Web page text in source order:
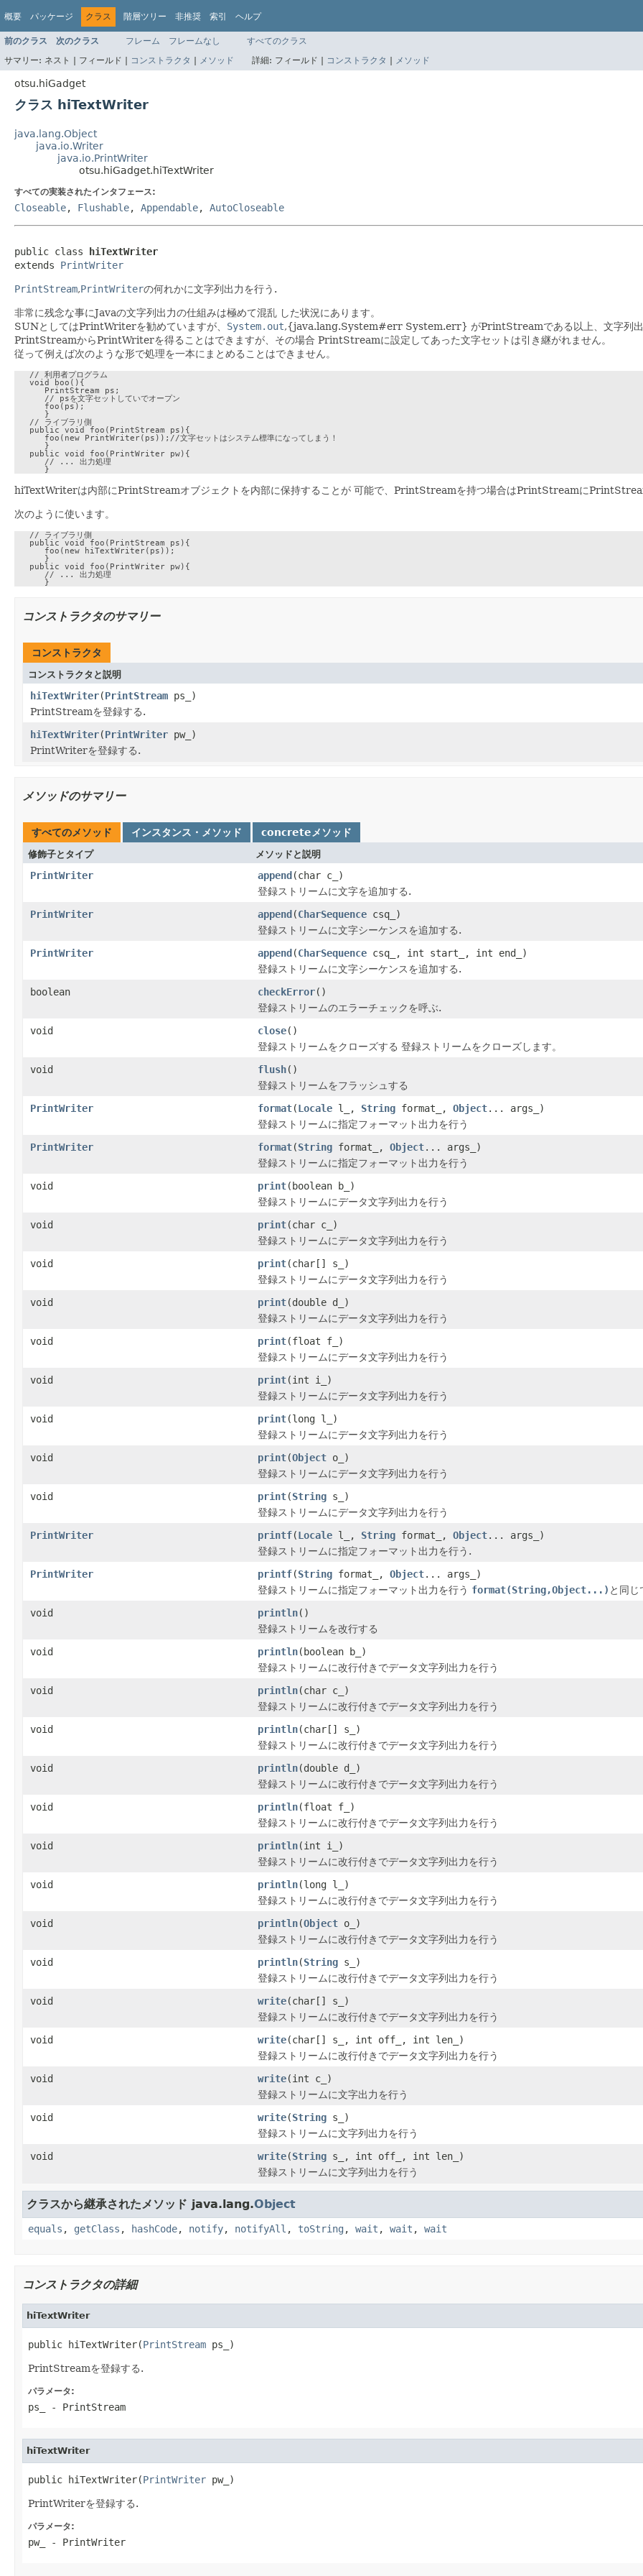
概要 パッケージ クラス 階層ツリー 非推奨 索引 ヘルプ
前のクラス 次のクラス フレーム フレームなし
すべてのクラス
サマリー: ネスト | フィールド | コンストラクタ | メソッド 詳細: フィールド | コンストラクタ | メソッド
otsu.hiGadget
クラス hiTextWriter
java.lang.Object
java.io.Writer
java.io.PrintWriter
otsu.hiGadget.hiTextWriter
すべての実装されたインタフェース:
Closeable, Flushable, Appendable, AutoCloseable
public class hiTextWriter
extends PrintWriter
PrintStream,PrintWriterの何れかに文字列出力を行う.
非常に残念な事にJavaの文字列出力の仕組みは極めて混乱 した状況にあります。
SUNとしてはPrintWriterを勧めていますが、 System.out,{java.lang.System#err System.err} がPrintStreamである以上、文字列出
PrintStreamからPrintWriterを得ることはできますが、その場合 PrintStreamに設定してあった文字セットは引き継がれません。
従って例えば次のような形で処理を一本にまとめることはできません。
   // 利用者プログラム
   void boo(){
      PrintStream ps;
      // psを文字セットしていでオープン
      foo(ps);
      }
   // ライブラリ側
   public void foo(PrintStream ps){
      foo(new PrintWriter(ps));//文字セットはシステム標準になってしまう！
      }
   public void foo(PrintWriter pw){
      // ... 出力処理
hiTextWriterは内部にPrintStreamオブジェクトを内部に保持することが 可能で、PrintStreamを持つ場合はPrintStreamに
次のように使います。
   // ライブラリ側
   public void foo(PrintStream ps){
      foo(new hiTextWriter(ps));
      }
   public void foo(PrintWriter pw){
      // ... 出力処理
コンストラクタのサマリー
コンストラクタ
コンストラクタと説明
hiTextWriter(PrintStream ps_)
PrintStreamを登録する.
hiTextWriter(PrintWriter pw_)
PrintWriterを登録する.
メソッドのサマリー
すべてのメソッド インスタンス・メソッド concreteメソッド
修飾子とタイプ メソッドと説明
PrintWriter append(char c_)
登録ストリームに文字を追加する.
PrintWriter
append(CharSequence csq_)
登録ストリームに文字シーケンスを追加する.
PrintWriter
append(CharSequence csq_, int start_, int end_)
登録ストリームに文字シーケンスを追加する.
boolean
checkError()
登録ストリームのエラーチェックを呼ぶ.
void
close()
登録ストリームをクローズする 登録ストリームをクローズします。
void
flush()
登録ストリームをフラッシュする
PrintWriter
format(Locale l_, String format_, Object... args_)
登録ストリームに指定フォーマット出力を行う
PrintWriter
format(String format_, Object... args_)
登録ストリームに指定フォーマット出力を行う
void
print(boolean b_)
登録ストリームにデータ文字列出力を行う
void
print(char c_)
登録ストリームにデータ文字列出力を行う
void
print(char[] s_)
登録ストリームにデータ文字列出力を行う
void
print(double d_)
登録ストリームにデータ文字列出力を行う
void
print(float f_)
登録ストリームにデータ文字列出力を行う
void
print(int i_)
登録ストリームにデータ文字列出力を行う
void
print(long l_)
登録ストリームにデータ文字列出力を行う
void
print(Object o_)
登録ストリームにデータ文字列出力を行う
void
print(String s_)
登録ストリームにデータ文字列出力を行う
PrintWriter
printf(Locale l_, String format_, Object... args_)
登録ストリームに指定フォーマット出力を行う.
PrintWriter
printf(String format_, Object... args_)
登録ストリームに指定フォーマット出力を行う format(String,Object...) と同じ
void
println()
登録ストリームを改行する
void
println(boolean b_)
登録ストリームに改行付きでデータ文字列出力を行う
void
println(char c_)
登録ストリームに改行付きでデータ文字列出力を行う
void
println(char[] s_)
登録ストリームに改行付きでデータ文字列出力を行う
void
println(double d_)
登録ストリームに改行付きでデータ文字列出力を行う
void
println(float f_)
登録ストリームに改行付きでデータ文字列出力を行う
void
println(int i_)
登録ストリームに改行付きでデータ文字列出力を行う
void
println(long l_)
登録ストリームに改行付きでデータ文字列出力を行う
void
println(Object o_)
登録ストリームに改行付きでデータ文字列出力を行う
void
println(String s_)
登録ストリームに改行付きでデータ文字列出力を行う
void
write(char[] s_)
登録ストリームに改行付きでデータ文字列出力を行う
void
write(char[] s_, int off_, int len_)
登録ストリームに改行付きでデータ文字列出力を行う
void
write(int c_)
登録ストリームに文字出力を行う
void
write(String s_)
登録ストリームに文字列出力を行う
void
write(String s_, int off_, int len_)
登録ストリームに文字列出力を行う
クラスから継承されたメソッド java.lang.Object
equals , getClass , hashCode, notify, notifyAll , toString , wait , wait , wait
コンストラクタの詳細
hiTextWriter
public hiTextWriter(PrintStream ps_)
PrintStreamを登録する.
パラメータ:
ps_ - PrintStream
hiTextWriter
public hiTextWriter(PrintWriter pw_)
PrintWriterを登録する.
パラメータ:
pw_ - PrintWriter